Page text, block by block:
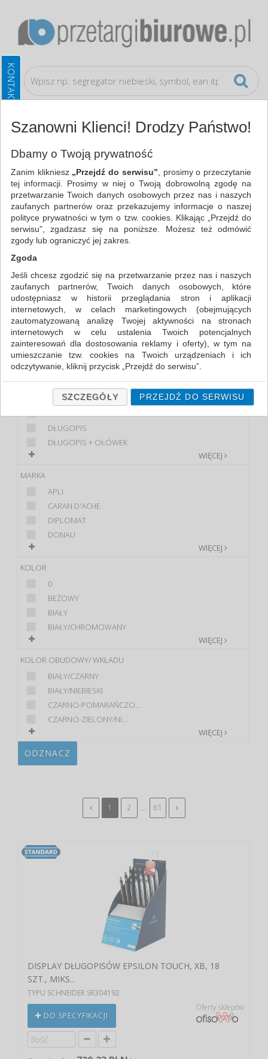
Artykuły do pisania i korygowania
WSZYSTKIE KATEGORIE
NAJCHĘTNIEJ WYBIERANE
ARTYKUŁY DO PISANIA I KORYGOWANIA
DŁUGOPISY (724)
FILTRY WIĘCEJ
KLASA
EKONOMICZNE
PREMIUM
STANDARD
PRODUKT
CIENKOPIS
DISPLAY
DŁUGOPIS
DŁUGOPIS + OŁÓWEK
WIĘCEJ
MARKA
APLI
CARAN D'ACHE
DIPLOMAT
DONAU
WIĘCEJ
KOLOR
0
BEŻOWY
BIAŁY
BIAŁY/CHROMOWANY
WIĘCEJ
KOLOR OBUDOWY/ WKŁADU
BIAŁY/CZARNY
BIAŁY/NIEBIESKI
CZARNO-POMARAŃCZO...
CZARNO-ZIELONY/NI...
WIĘCEJ
ODZNACZ
1 2 61
DISPLAY DŁUGOPISÓW EPSILON TOUCH, XB, 18
SZT., MIKS...
TYPU SCHNEIDER SR304192
DO SPECYFIKACJI
Oferty sklepów
Szanowni Klienci! Drodzy Państwo!
Dbamy o Twoją prywatność
Zanim klikniesz „Przejdź do serwisu” , prosimy o przeczytanie
tej informacji. Prosimy w niej o Twoją dobrowolną zgodę na
przetwarzanie Twoich danych osobowych przez nas i naszych
zaufanych partnerów oraz przekazujemy informacje o naszej
polityce prywatności w tym o tzw. cookies. Klikając „Przejdź do
serwisu”, zgadzasz się na poniższe. Możesz też odmówić
zgody lub ograniczyć jej zakres.
Zgoda
Jeśli chcesz zgodzić się na przetwarzanie przez nas i naszych
zaufanych partnerów, Twoich danych osobowych, które
udostępniasz w historii przeglądania stron i aplikacji
internetowych, w celach marketingowych (obejmujących
zautomatyzowaną analizę Twojej aktywności na stronach
internetowych w celu ustalenia Twoich potencjalnych
zainteresowań dla dostosowania reklamy i oferty), w tym na
umieszczanie tzw. cookies na Twoich urządzeniach i ich
odczytywanie, kliknij przycisk „Przejdź do serwisu”.
Jeśli nie chcesz wyrazić zgody lub ograniczyć jej zakres, kliknij
„Szczegóły”, gdzie znajdziesz wszelkie informacje o tym jak to
zrobić . Te same informacje znajdziesz także na podstronie z
naszą polityką prywatności obowiązującą od 25 maja 2018.
wcześniejsza zgoda której udzieliliście podczas zakładania
konta. Każda Państwa zgoda jest dobrowolna i można ją w
Klauzula Informacyjna (rozwiń)
Lista Zaufanych Partnerów (rozwiń)
SZCZEGÓŁY PRZEJDŹ DO SERWISU